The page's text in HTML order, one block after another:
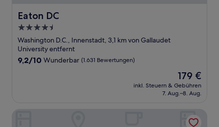
Eaton DC
Eaton DC
4.5-
Sterne-
Unterkunft
Washington D.C., Innenstadt, 3,1 km von Gallaudet
University entfernt
9.2
9,2/10 Wunderbar (1.631 Bewertungen)
Der
Preis
beträgt
179 €
inkl. Steuern & Gebühren
7. Aug.–8. Aug.